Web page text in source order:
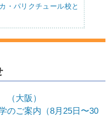
・パリクチュール校と
大阪）
のご案内（8月25日〜30